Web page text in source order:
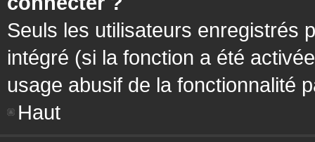
Seuls les utilisateurs enregistrés
intégré (si la fonction a été
usage abusif de la fonctionnalité
Haut